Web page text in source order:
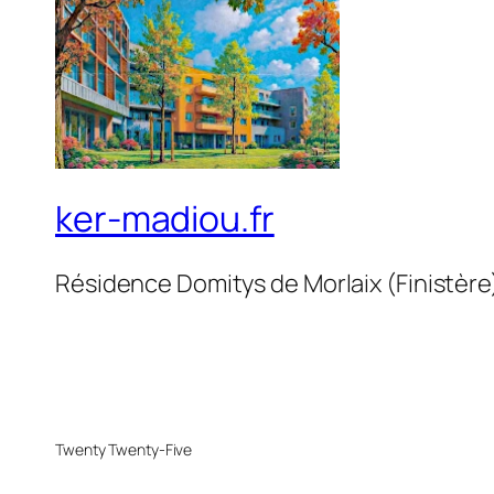
ker-madiou.fr
Résidence Domitys de Morlaix
Twenty Twenty-Five